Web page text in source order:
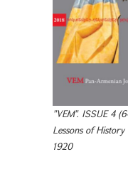
"VEM". ISSUE 4
Lessons of
1920